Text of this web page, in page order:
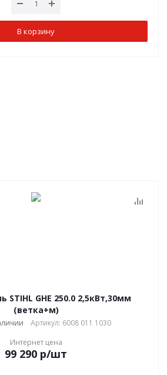
В корзину
STIHL GHE 250.0 2,5кВт,30мм
(ветка+м)
Артикул: 6008 011 1030
Интернет цена
99 290 р/шт